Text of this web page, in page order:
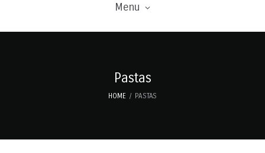
Menu
Pastas
HOME PASTAS